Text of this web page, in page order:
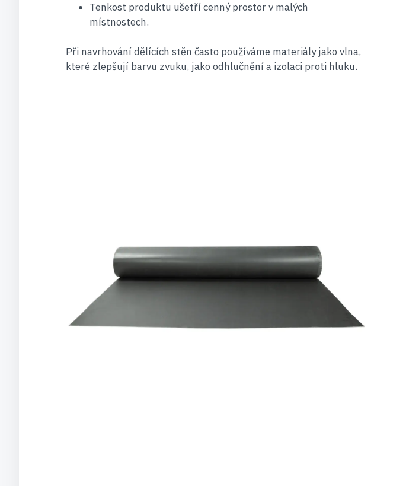
Tenkost produktu ušetří cenný prostor v malých
místnostech.
Při navrhování dělících stěn často používáme materiály jako vlna,
které zlepšují barvu zvuku, jako odhlučnění a izolaci proti hluku.